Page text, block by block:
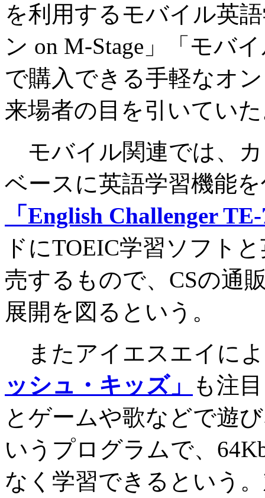
を利用するモバイル英
ン on M-Stage」「モバ
で購入できる手軽なオ
来場者の目を引いてい
モバイル関連では、
ベースに英語学習機能
「English Challenger
ドにTOEIC学習ソフト
売するもので、CSの通
展開を図るという。
またアイエスエイに
ッシュ・キッズ」
も注
とゲームや歌などで遊
いうプログラムで、
なく学習できるという